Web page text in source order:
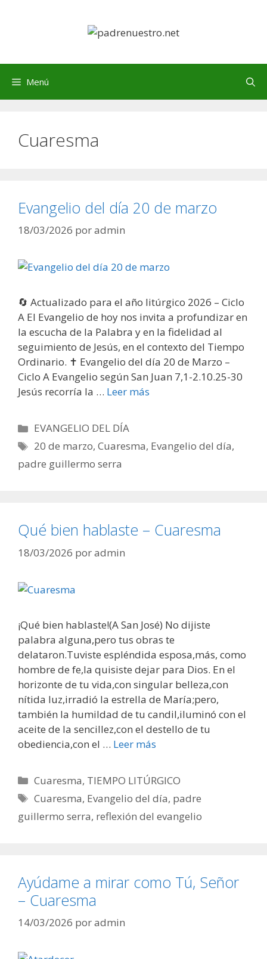
Menú
Cuaresma
Evangelio del día 20 de marzo
18/03/2026 poradmin
🔄 Actualizado para el año litúrgico 2026 – Ciclo
A El Evangelio de hoy nos invita a profundizar en
la escucha de la Palabra y en la fidelidad al
seguimiento de Jesús, en el contexto del Tiempo
Ordinario. ✝️ Evangelio del día 20 de Marzo –
Ciclo A Evangelio según San Juan 7,1-2.10.25-30
Jesús recorría la … Leer más
Categorías
EVANGELIO DEL DÍA
Etiquetas
20 de marzo,Cuaresma, Evangelio del día,
padre guillermo serra
Qué bien hablaste – Cuaresma
18/03/2026 poradmin
¡Qué bien hablaste!(A San José) No dijiste
palabra alguna,pero tus obras te
delataron.Tuviste espléndida esposa,más, como
hombre de fe,la quisiste dejar para Dios. En el
horizonte de tu vida,con singular belleza,con
nítida luz,irradió la estrella de María;pero,
también la humildad de tu candil,iluminó con el
aceite de la sencillez,con el destello de tu
obediencia,con el … Leer más
Categorías
Cuaresma, TIEMPO LITÚRGICO
Etiquetas
Cuaresma, Evangelio del día, padre
guillermo serra, reflexión del evangelio
Ayúdame a mirar como Tú, Señor
– Cuaresma
14/03/2026 poradmin